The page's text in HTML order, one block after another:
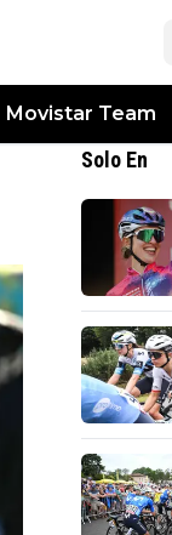
Movistar Team
Solo En